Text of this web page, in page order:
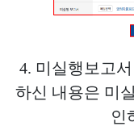
4. 미실행보고
하신 내용은 미
인